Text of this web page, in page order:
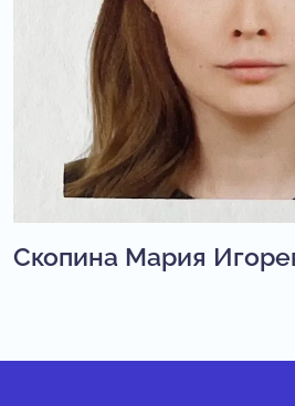
Скопина Мария